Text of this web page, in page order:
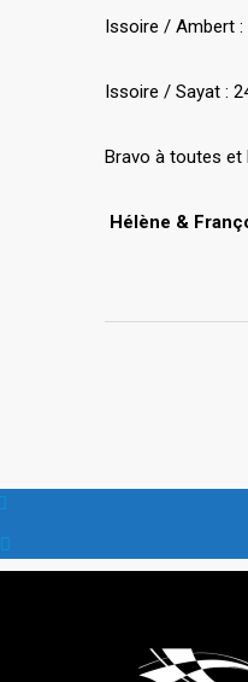
Issoire / Ambert :
Issoire / Sayat :
Bravo à toutes et
Hélène &